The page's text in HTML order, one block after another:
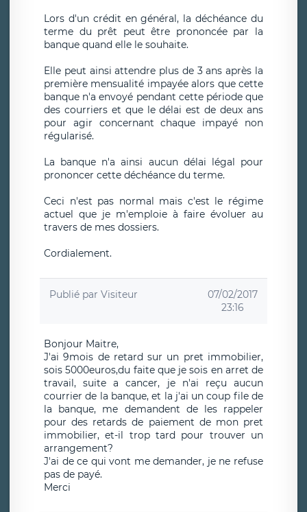
Lors d'un crédit en général, la déchéance du
terme du prêt peut être prononcée par la
banque quand elle le souhaite.
Elle peut ainsi attendre plus de 3 ans après la
première mensualité impayée alors que cette
banque n'a envoyé pendant cette période que
des courriers et que le délai est de deux ans
pour agir concernant chaque impayé non
régularisé.
La banque n'a ainsi aucun délai légal pour
prononcer cette déchéance du terme.
Ceci n'est pas normal mais c'est le régime
actuel que je m'emploie à faire évoluer au
travers de mes dossiers.
Cordialement.
Publié par Visiteur
07/02/2017
23:16
Bonjour Maitre,
J'ai 9mois de retard sur un pret immobilier,
sois 5000euros,du faite que je sois en arret de
travail, suite a cancer, je n'ai reçu aucun
courrier de la banque, et la j'ai un coup file de
la banque, me demandent de les rappeler
pour des retards de paiement de mon pret
immobilier, et-il trop tard pour trouver un
arrangement?
J'ai de ce qui vont me demander, je ne refuse
pas de payé.
Merci